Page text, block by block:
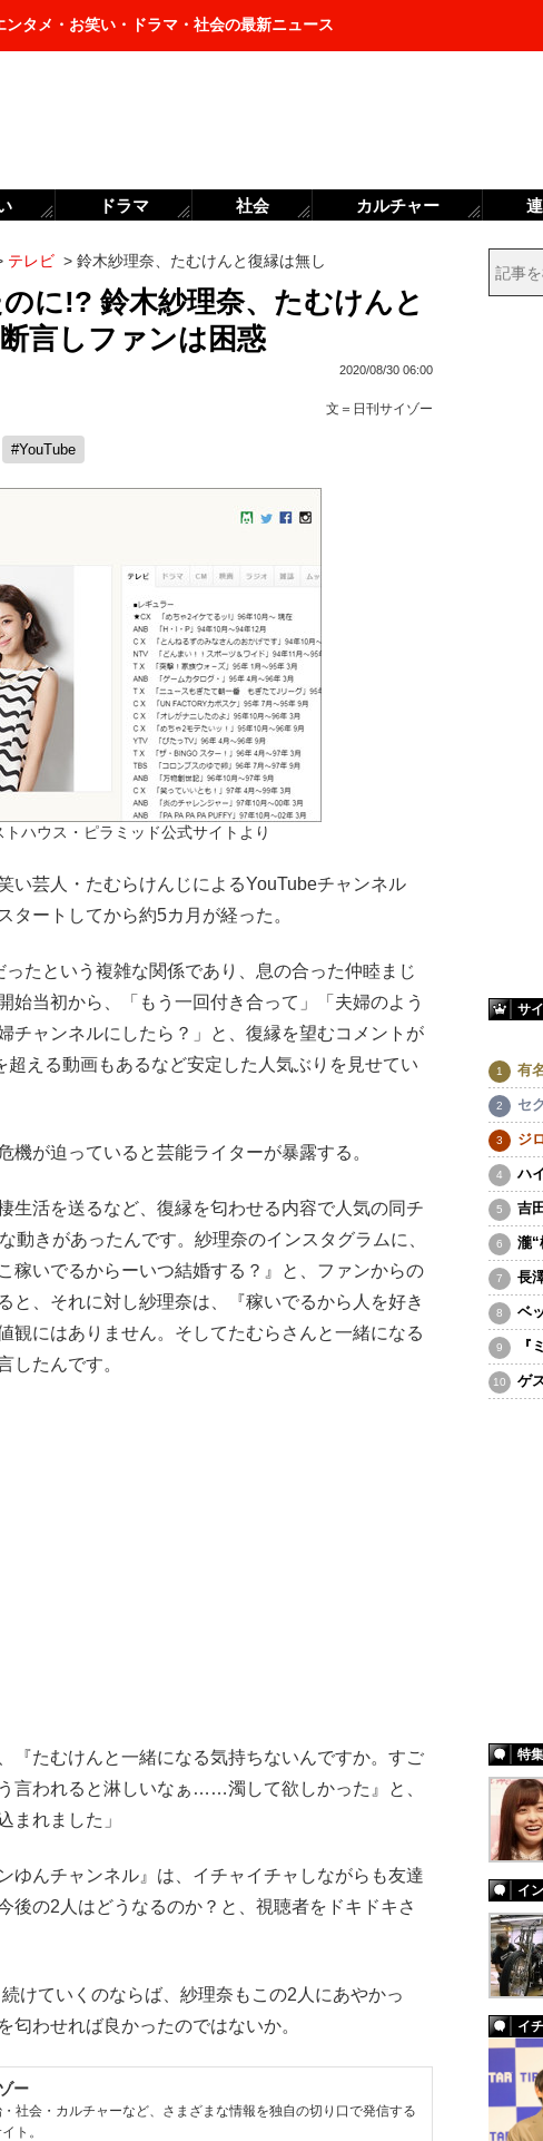
ンタメ・お笑い・ドラマ・社会の最新ニュース
テレビ > 鈴木紗理奈、たむけんと復縁は無し
に!? 鈴木紗理奈、たむけんと
言しファンは困惑
2020/08/30 06:00
文＝ 日刊サイゾー
#YouTube
トハウス・ピラミッド公式サイトより
い芸人・たむらけんじによるYouTubeチャンネル
タートしてから約5カ月が経った。
たという複雑な関係であり、息の合った仲睦まじ
始当初から、「もう一回付き合って」「夫婦のよう
チャンネルにしたら？」と、復縁を望むコメントが
える動画もあるなど安定した人気ぶりを見せてい
が迫っていると芸能ライターが暴露する。
生活を送るなど、復縁を匂わせる内容で人気の同チ
動きがあったんです。紗理奈のインスタグラムに、
稼いでるからーいつ結婚する？』と、ファンからの
と、それに対し紗理奈は、『稼いでるから人を好き
観にはありません。そしてたむらさんと一緒になる
したんです。
『たむけんと一緒になる気持ちないんですか。すご
言われると淋しいなぁ……濁して欲しかった』と、
まれました」
ゆんチャンネル』は、イチャイチャしながらも友達
後の2人はどうなるのか？と、視聴者をドキドキさ
けていくのならば、紗理奈もこの2人にあやかっ
匂わせれば良かったのではないか。
ー
社会・カルチャーなど、さまざまな情報を独自の切り口で発信する
ト。
サ
有
セ
ジ
ハ
吉
瀧“
長
ベ
『
ゲ
特集
イ
イ
ドラマ 社会 カルチャー